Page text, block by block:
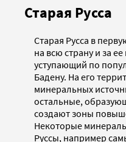
Старая Русса
Старая Русса в
на всю страну и за
уступающий по
Бадену. На его
минеральных
остальные,
создают зоны
Некоторые
Руссы, например